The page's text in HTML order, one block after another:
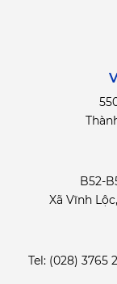
B52-
Xã Vĩnh
Tel: (028) 3765